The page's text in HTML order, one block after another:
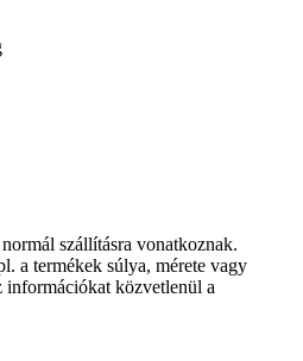
szállításra vonatkoznak.
a termékek súlya, mérete vagy
információkat közvetlenül a